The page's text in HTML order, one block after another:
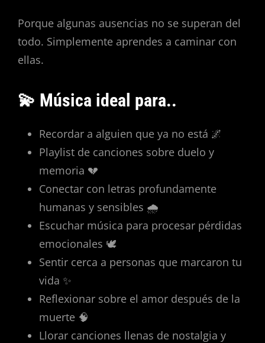
Porque algunas ausencias no se superan del
todo. Simplemente aprendes a caminar con
ellas.
💫 Música ideal para..
Recordar a alguien que ya no está 🌌
Playlist de canciones sobre duelo y
memoria 💔
Conectar con letras profundamente
humanas y sensibles 🌧️
Escuchar música para procesar pérdidas
emocionales 🕊️
Sentir cerca a personas que marcaron tu
vida ✨
Reflexionar sobre el amor después de la
muerte 🧠
Llorar canciones llenas de nostalgia y